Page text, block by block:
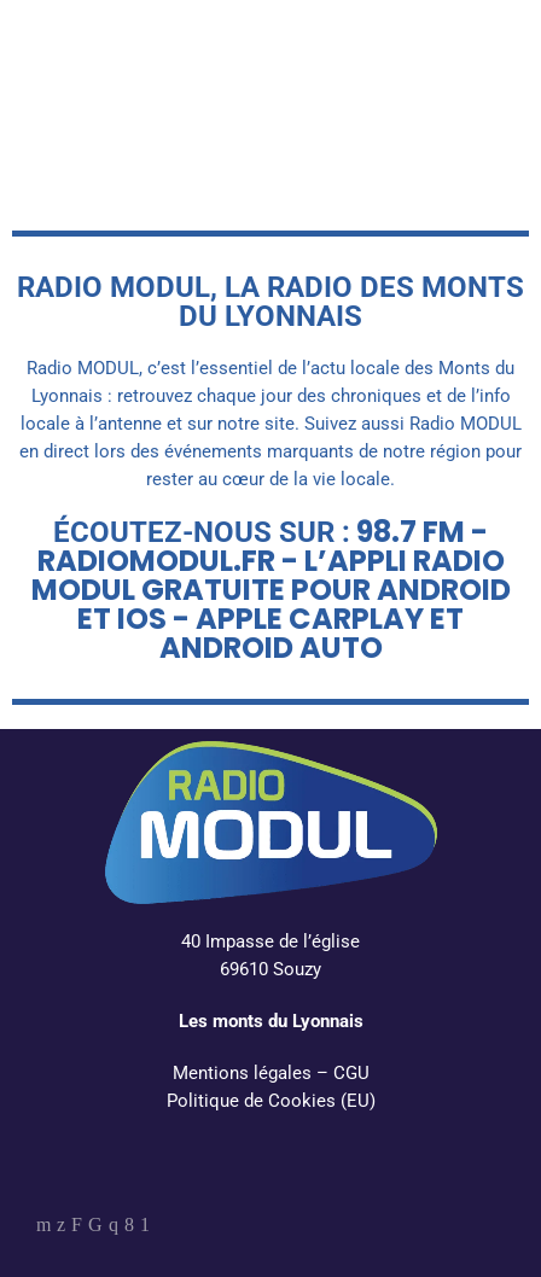
RADIO MODUL, LA RADIO DES MONTS
DU LYONNAIS
Radio MODUL, c’est l’essentiel de l’actu locale des Monts du
Lyonnais : retrouvez chaque jour des chroniques et de l’info
locale à l’antenne et sur notre site. Suivez aussi Radio MODUL
en direct lors des événements marquants de notre région pour
rester au cœur de la vie locale.
ÉCOUTEZ-NOUS SUR : 98.7 FM -
RADIOMODUL.FR - L’APPLI RADIO
MODUL GRATUITE POUR ANDROID
ET IOS - APPLE CARPLAY ET
ANDROID AUTO
40 Impasse de l’église
69610 Souzy
Les monts du Lyonnais
Mentions légales – CGU
Politique de Cookies (EU)